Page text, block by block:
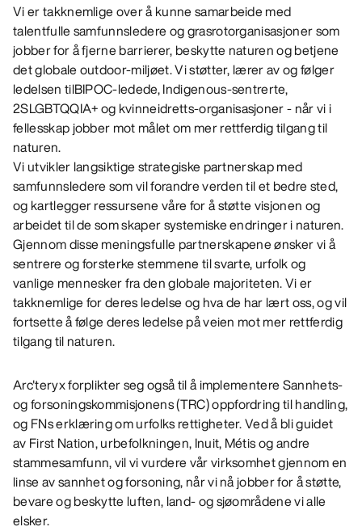
Vi er takknemlige over å kunne samarbeide med
talentfulle samfunnsledere og grasrotorganisasjoner som
jobber for å fjerne barrierer, beskytte naturen og betjene
det globale outdoor-miljøet. Vi støtter, lærer av og følger
ledelsen tilBIPOC-ledede, Indigenous-sentrerte,
2SLGBTQQIA+ og kvinneidretts-organisasjoner - når vi i
fellesskap jobber mot målet om mer rettferdig tilgang til
naturen.
Vi utvikler langsiktige strategiske partnerskap med
samfunnsledere som vil forandre verden til et bedre sted,
og kartlegger ressursene våre for å støtte visjonen og
arbeidet til de som skaper systemiske endringer i naturen.
Gjennom disse meningsfulle partnerskapene ønsker vi å
sentrere og forsterke stemmene til svarte, urfolk og
vanlige mennesker fra den globale majoriteten. Vi er
takknemlige for deres ledelse og hva de har lært oss, og vil
fortsette å følge deres ledelse på veien mot mer rettferdig
tilgang til naturen.
Arc'teryx forplikter seg også til å implementere Sannhets-
og forsoningskommisjonens (TRC) oppfordring til handling,
og FNs erklæring om urfolks rettigheter. Ved å bli guidet
av First Nation, urbefolkningen, Inuit, Métis og andre
stammesamfunn, vil vi vurdere vår virksomhet gjennom en
linse av sannhet og forsoning, når vi nå jobber for å støtte,
bevare og beskytte luften, land- og sjøområdene vi alle
elsker.